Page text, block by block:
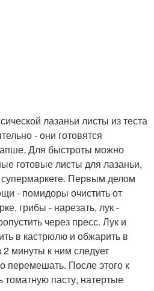
лазаньи листы из теста
- они готовятся
Для быстроты можно
готовые листы для лазаньи,
Первым делом
- помидоры очистить от
грибы - нарезать, лук -
через пресс. Лук и
в кастрюлю и обжарить в
минуты к ним следует
После этого к
пасту, натертые